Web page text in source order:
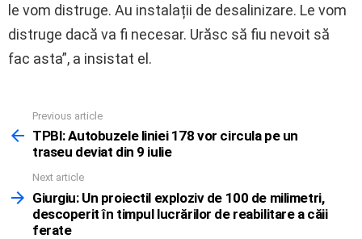
le vom distruge. Au instalații de desalinizare. Le vom
distruge dacă va fi necesar. Urăsc să fiu nevoit să
fac asta”, a insistat el.
more
Previous article
TPBI: Autobuzele liniei 178 vor circula pe un
traseu deviat din 9 iulie
Next article
Giurgiu: Un proiectil exploziv de 100 de milimetri,
descoperit în timpul lucrărilor de reabilitare a căii
ferate